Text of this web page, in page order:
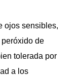
ojos sensibles,
de
tolerada por
a los